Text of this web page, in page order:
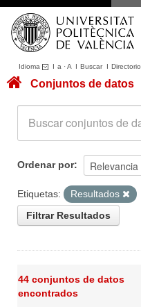
Idioma I a ·A I BuscarI Directorio
Conjuntos de datos
Acerca de
Portal de Transparencia
Conjuntos de datos
Ordenar por
Etiquetas:
Resultados
Filtrar Resultados
44 conjuntos de datos
encontrados